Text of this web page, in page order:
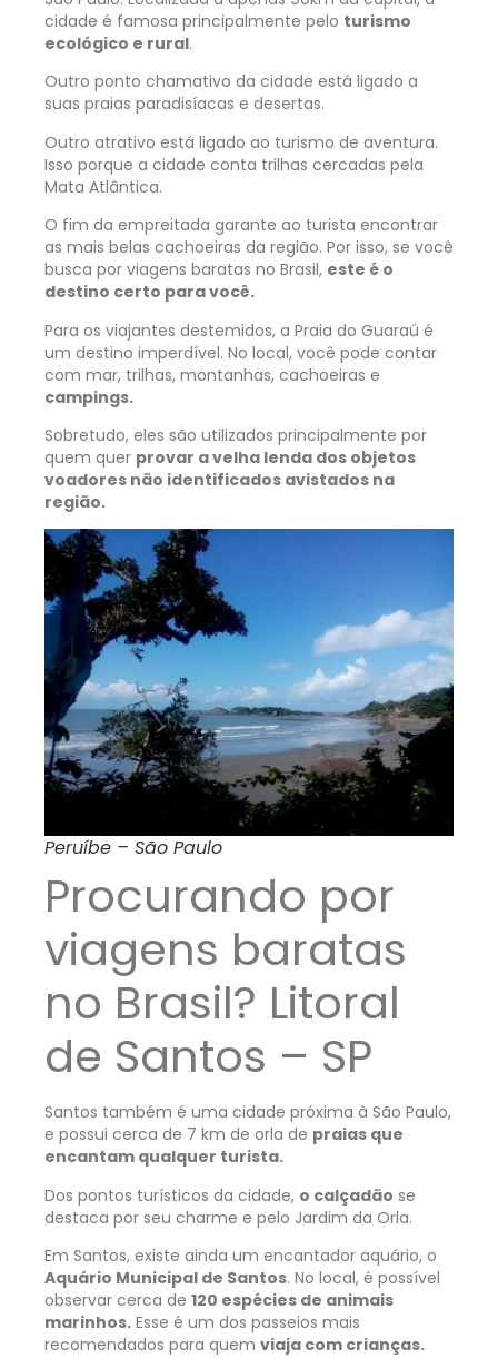
cidade é famosa principalmente pelo turismo
ecológico e rural.
Outro ponto chamativo da cidade está ligado a
suas praias paradisíacas e desertas.
Outro atrativo está ligado ao turismo de aventura.
Isso porque a cidade conta trilhas cercadas pela
Mata Atlântica.
O fim da empreitada garante ao turista encontrar
as mais belas cachoeiras da região. Por isso, se você
busca por viagens baratas no Brasil, este é o
destino certo para você.
Para os viajantes destemidos, a Praia do Guaraú é
um destino imperdível. No local, você pode contar
com mar, trilhas, montanhas, cachoeiras e
campings.
Sobretudo, eles são utilizados principalmente por
quem quer provar a velha lenda dos objetos
voadores não identificados avistados na
região.
Peruíbe – São Paulo
Procurando por
viagens baratas
no Brasil? Litoral
de Santos – SP
Santos também é uma cidade próxima à São Paulo,
e possui cerca de 7 km de orla de praias que
encantam qualquer turista.
Dos pontos turísticos da cidade, o calçadão se
destaca por seu charme e pelo Jardim da Orla.
Em Santos, existe ainda um encantador aquário, o
Aquário Municipal de Santos. No local, é possível
observar cerca de 120 espécies de animais
marinhos. Esse é um dos passeios mais
recomendados para quem viaja com crianças.